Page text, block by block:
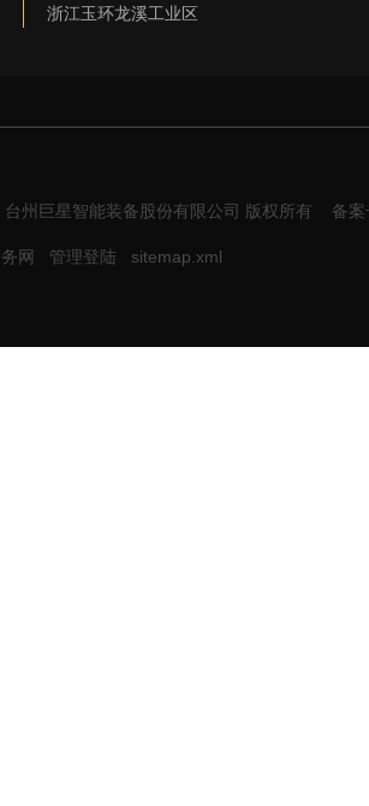
浙江玉环龙溪工业区
州巨星智能装备股份有限公司 版权所有 备
网 管理登陆 sitemap.xml